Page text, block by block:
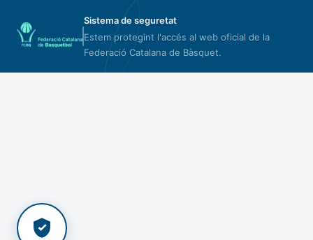
Sistema de seguretat
Estem protegint l'accés al web oficial de la
Federació Catalana de Bàsquet.